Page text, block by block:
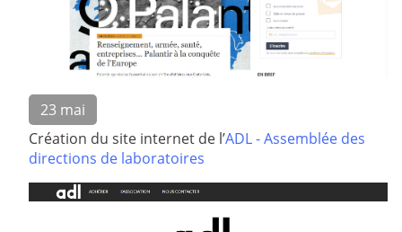
23 mai
Création du site internet de l’ADL - Assemblée des
directions de laboratoires